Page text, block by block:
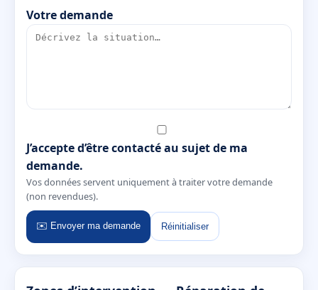
Votre demande
J’accepte d’être contacté au sujet de ma
demande.
Vos données servent uniquement à traiter votre demande
(non revendues).
✉️ Envoyer ma demande Réinitialiser